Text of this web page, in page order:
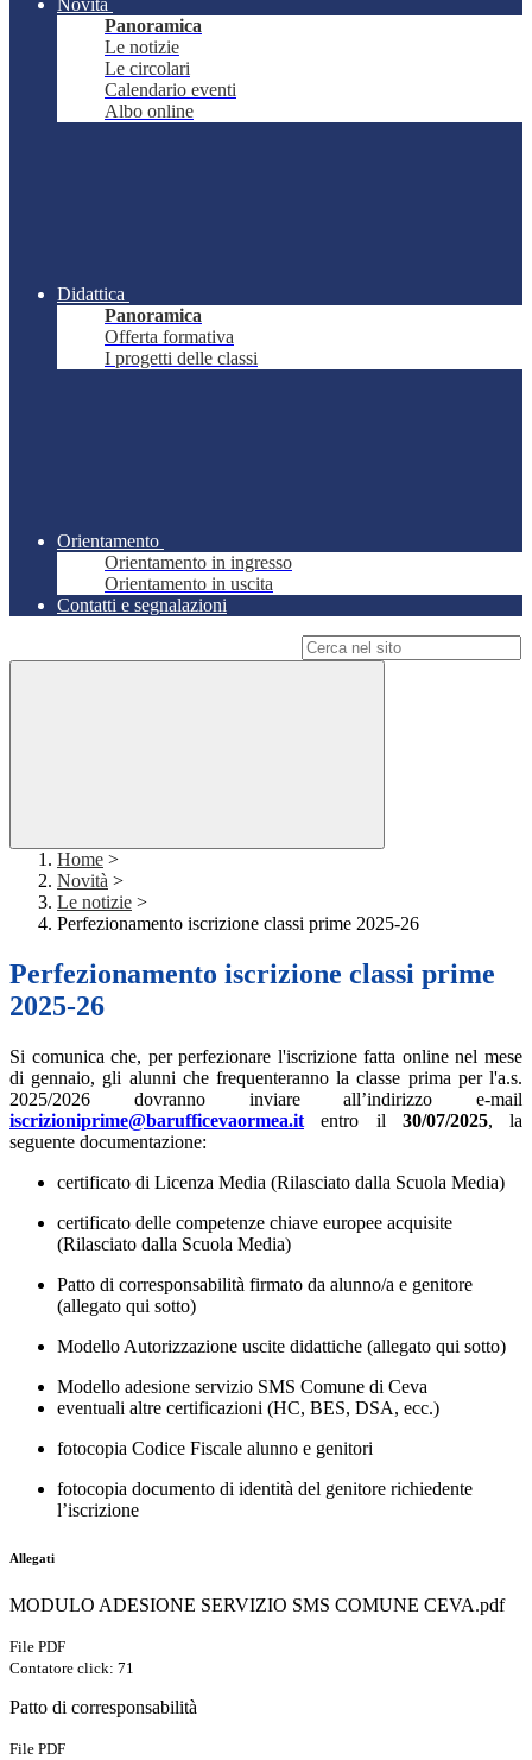
Novità
Panoramica
Le notizie
Le circolari
Calendario eventi
Albo online
Didattica
Panoramica
Offerta formativa
I progetti delle classi
Orientamento
Orientamento in ingresso
Orientamento in uscita
Contatti e segnalazioni
Home >
Novità >
Le notizie >
Perfezionamento iscrizione classi prime 2025-26
Perfezionamento iscrizione classi prime
2025-26
Si comunica che, per perfezionare l'iscrizione fatta online nel mese
di gennaio, gli alunni che frequenteranno la classe prima per l'a.s.
2025/2026 dovranno inviare all’indirizzo e-mail
iscrizioniprime@barufficevaormea.it
entro il 30/07/2025, la
seguente documentazione:
certificato di Licenza Media (Rilasciato dalla Scuola Media)
certificato delle competenze chiave europee acquisite
(Rilasciato dalla Scuola Media)
Patto di corresponsabilità firmato da alunno/a e genitore
(allegato qui sotto)
Modello Autorizzazione uscite didattiche (allegato qui sotto)
Modello adesione servizio SMS Comune di Ceva
eventuali altre certificazioni (HC, BES, DSA, ecc.)
fotocopia Codice Fiscale alunno e genitori
fotocopia documento di identità del genitore richiedente
l’iscrizione
Allegati
MODULO ADESIONE SERVIZIO SMS COMUNE CEVA.pdf
File PDF
Contatore click: 71
Patto di corresponsabilità
File PDF